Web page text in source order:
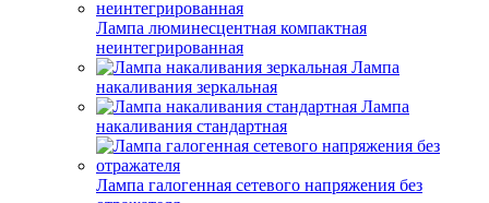
Лампа люминесцентная компактная
неинтегрированная
Лампа
накаливания зеркальная
Лампа
накаливания стандартная
Лампа галогенная сетевого напряжения без